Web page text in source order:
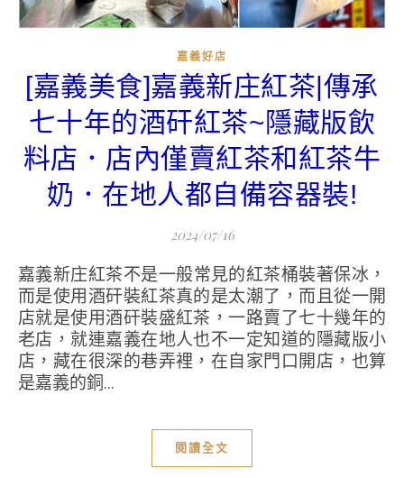
嘉義好店
[嘉義美食]嘉義新庄紅茶|傳承
七十年的酒矸紅茶~隱藏版飲
料店．店內僅賣紅茶和紅茶牛
奶．在地人都自備容器裝!
2024/07/16
嘉義新庄紅茶不是一般常見的紅茶桶裝著保冰，
而是使用酒矸裝紅茶真的是太潮了，而且從一開
店就是使用酒矸裝盛紅茶，一路賣了七十幾年的
老店，就連嘉義在地人也不一定知道的隱藏版小
店，藏在很深的巷弄裡，在自家門口開店，也算
是嘉義的銅...
閱讀全文